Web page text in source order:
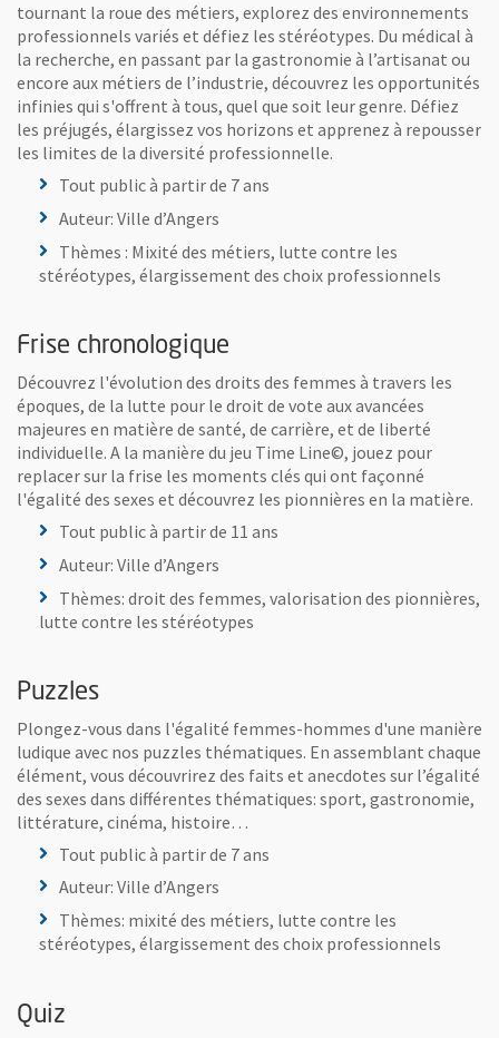
tournant la roue des métiers, explorez des environnements
professionnels variés et défiez les stéréotypes. Du médical à
la recherche, en passant par la gastronomie à l’artisanat ou
encore aux métiers de l’industrie, découvrez les opportunités
infinies qui s'offrent à tous, quel que soit leur genre. Défiez
les préjugés, élargissez vos horizons et apprenez à repousser
les limites de la diversité professionnelle.
Tout public à partir de 7 ans
Auteur: Ville d’Angers
Thèmes : Mixité des métiers, lutte contre les
stéréotypes, élargissement des choix professionnels
Frise chronologique
Découvrez l'évolution des droits des femmes à travers les
époques, de la lutte pour le droit de vote aux avancées
majeures en matière de santé, de carrière, et de liberté
individuelle. A la manière du jeu Time Line©, jouez pour
replacer sur la frise les moments clés qui ont façonné
l'égalité des sexes et découvrez les pionnières en la matière.
Tout public à partir de 11 ans
Auteur: Ville d’Angers
Thèmes: droit des femmes, valorisation des pionnières,
lutte contre les stéréotypes
Puzzles
Plongez-vous dans l'égalité femmes-hommes d'une manière
ludique avec nos puzzles thématiques. En assemblant chaque
élément, vous découvrirez des faits et anecdotes sur l’égalité
des sexes dans différentes thématiques: sport, gastronomie,
littérature, cinéma, histoire…
Tout public à partir de 7 ans
Auteur: Ville d’Angers
Thèmes: mixité des métiers, lutte contre les
stéréotypes, élargissement des choix professionnels
Quiz